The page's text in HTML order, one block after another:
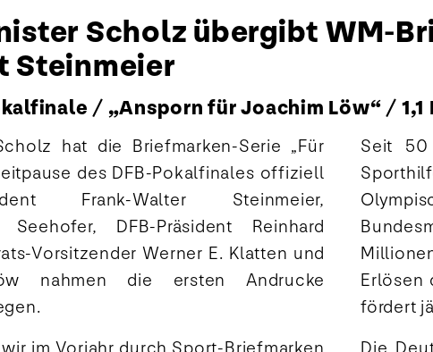
Scholz übergibt WM-
Steinmeier
/ „Ansporn für Joachim Löw“ /
hat die Briefmarken-Serie „Für
des DFB-Pokalfinales offiziell
Frank-Walter Steinmeier,
DFB-Präsident Reinhard
Vorsitzender Werner E. Klatten und
nahmen die ersten Andrucke
Seit 50
Erlösen
fördert